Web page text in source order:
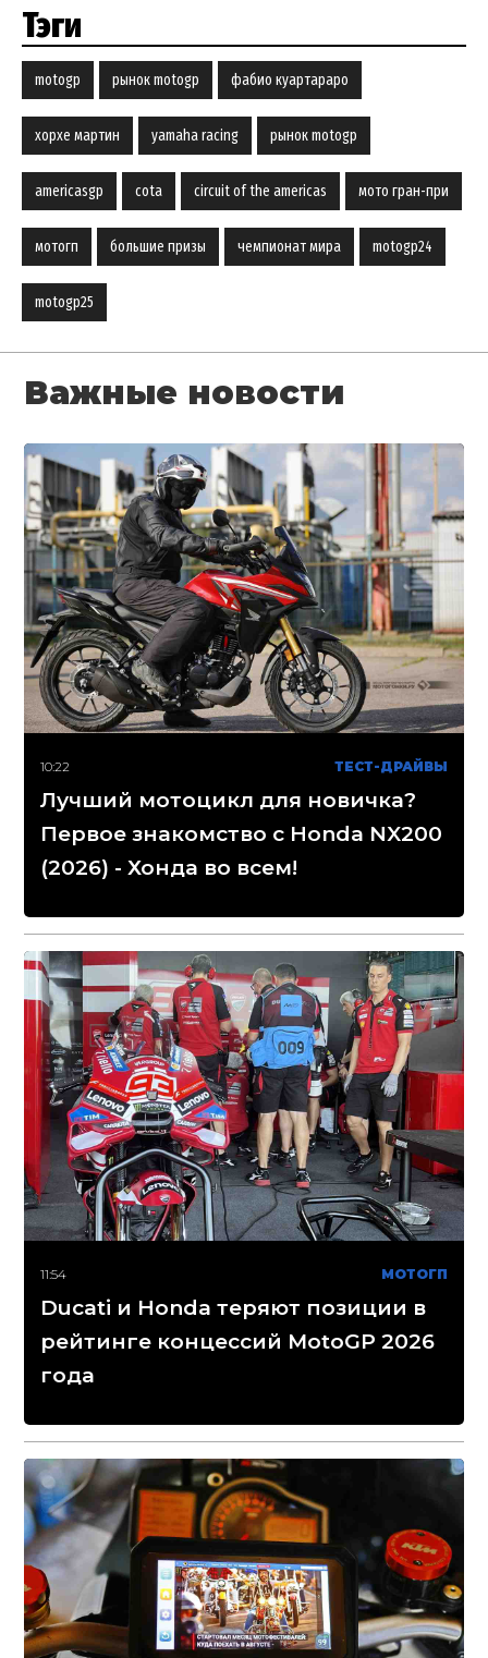
Тэги
motogp рынок motogp фабио куартараро
хорхе мартин yamaha racing рынок motogp
americasgp cota circuit of the americas мото гран-при
мотогп большие призы чемпионат мира motogp24
motogp25
Важные новости
10:22 ТЕСТ-ДРАЙВЫ
Лучший мотоцикл для новичка?
Первое знакомство с Honda NX200
(2026) - Хонда во всем!
11:54 МОТОГП
Ducati и Honda теряют позиции в
рейтинге концессий MotoGP 2026
года